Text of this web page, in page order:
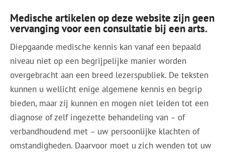
Medische artikelen op deze website zijn geen
vervanging voor een consultatie bij een arts.
Diepgaande medische kennis kan vanaf een bepaald
niveau niet op een begrijpelijke manier worden
overgebracht aan een breed lezerspubliek. De teksten
kunnen u wellicht enige algemene kennis en begrip
bieden, maar zij kunnen en mogen niet leiden tot een
diagnose of zelf ingezette behandeling van – of
verbandhoudend met – uw persoonlijke klachten of
omstandigheden. Daarvoor moet u zich wenden tot uw